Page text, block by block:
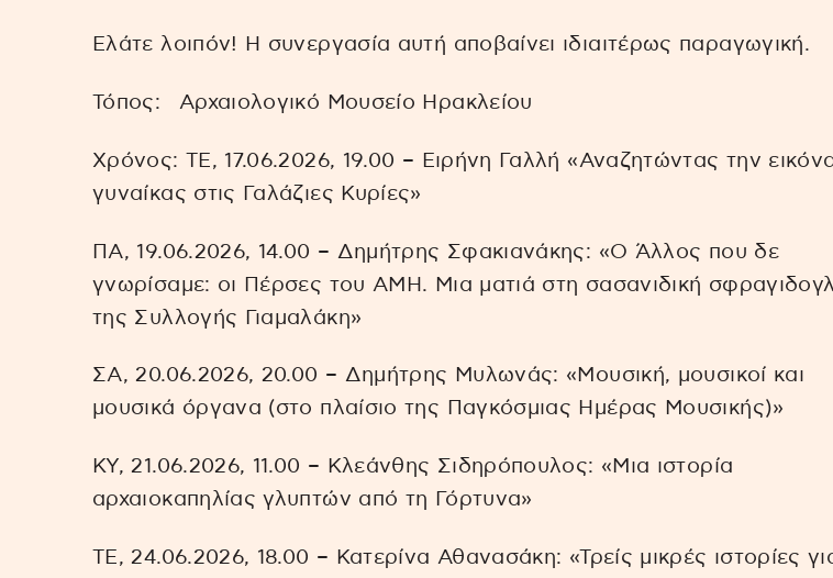
Ελάτε λοιπόν! Η συνεργασία αυτή αποβαίνει ιδιαιτέρως παραγωγική.
Τόπος: Αρχαιολογικό Μουσείο Ηρακλείου
Χρόνος: ΤΕ, 17.06.2026, 19.00 – Ειρήνη Γαλλή «Αναζητώντας την
γυναίκας στις Γαλάζιες Κυρίες»
ΠΑ, 19.06.2026, 14.00 – Δημήτρης Σφακιανάκης: «Ο Άλλος που δε
γνωρίσαμε: οι Πέρσες του ΑΜΗ. Μια ματιά στη σασανιδική
της Συλλογής Γιαμαλάκη»
ΣΑ, 20.06.2026, 20.00 – Δημήτρης Μυλωνάς: «Μουσική, μουσικοί και
μουσικά όργανα (στο πλαίσιο της Παγκόσμιας Ημέρας Μουσικής)»
ΚΥ, 21.06.2026, 11.00 – Κλεάνθης Σιδηρόπουλος: «Μια ιστορία
αρχαιοκαπηλίας γλυπτών από τη Γόρτυνα»
ΤΕ, 24.06.2026, 18.00 – Κατερίνα Αθανασάκη: «Τρείς μικρές ιστορίες